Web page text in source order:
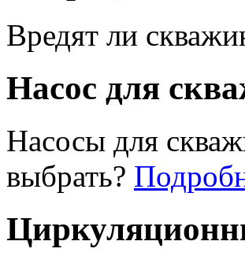
Вредят ли
Насос для
Насосы для
выбрать?